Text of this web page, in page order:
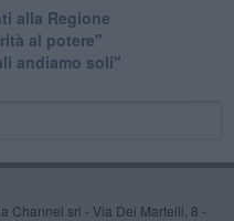
alla Regione
al potere"
andiamo soli"
Channel srl - Via Dei Martelli, 8 -